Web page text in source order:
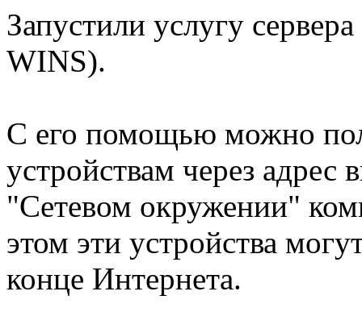
Запустили услугу
WINS).
С его помощью можно
устройствам через адрес
"Сетевом окружении"
этом эти устройства
конце Интернета.